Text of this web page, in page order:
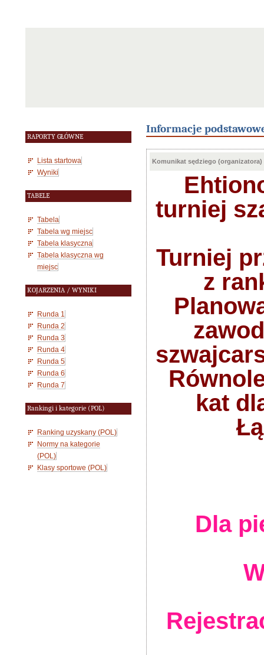
RAPORTY GŁÓWNE
Lista startowa
Wyniki
TABELE
Tabela
Tabela wg miejsc
Tabela klasyczna
Tabela klasyczna wg
miejsc
KOJARZENIA / WYNIKI
Runda 1
Runda 2
Runda 3
Runda 4
Runda 5
Runda 6
Runda 7
Rankingi i kategorie (POL)
Ranking uzyskany (POL)
Normy na kategorie
(POL)
Klasy sportowe (POL)
Informacje
Komunikat sędziego (organizatora)
turniej
Turniej
z
kat
Dla